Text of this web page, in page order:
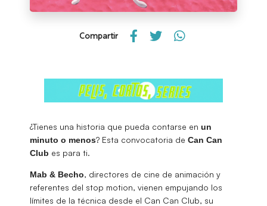
Compartir
¿Tienes una historia que pueda contarse en un
minuto o menos? Esta convocatoria de Can Can
Club es para ti.
Mab & Becho, directores de cine de animación y
referentes del stop motion, vienen empujando los
límites de la técnica desde el Can Can Club, su